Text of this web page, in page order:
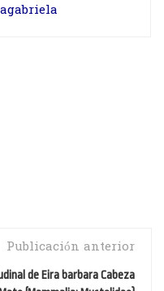
Publicación anterior
de Eira barbara Cabeza